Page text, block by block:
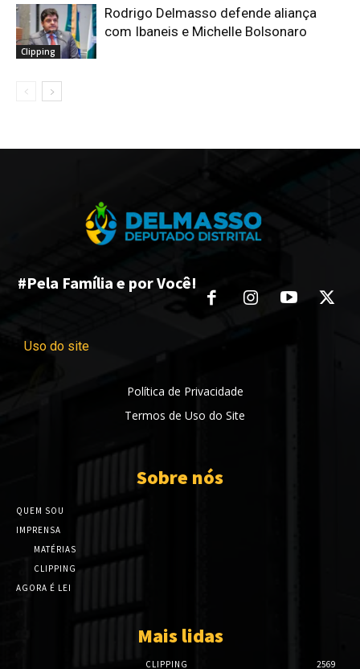
Clipping
Rodrigo Delmasso defende aliança
com Ibaneis e Michelle Bolsonaro
#Pela Família e por Você!
Uso do site
Política de Privacidade
Termos de Uso do Site
Sobre nós
QUEM SOU
IMPRENSA
MATÉRIAS
CLIPPING
AGORA É LEI
Mais lidas
CLIPPING 2569